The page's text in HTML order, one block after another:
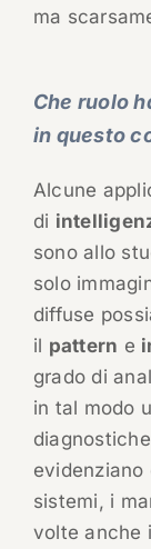
ma
Che ruolo
in questo
Alcune
di
sono allo
solo
diffuse
il pattern e
grado di
in tal modo
evidenziano
sistemi, i
volte anche